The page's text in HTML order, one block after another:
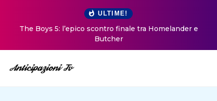
ULTIME!
The Boys 5: l’epico scontro finale tra Homelander e
Butcher